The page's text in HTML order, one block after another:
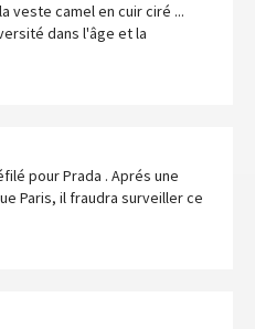
veste camel en cuir ciré ...
dans l'âge et la
pour Prada . Aprés une
Paris, il fraudra surveiller ce